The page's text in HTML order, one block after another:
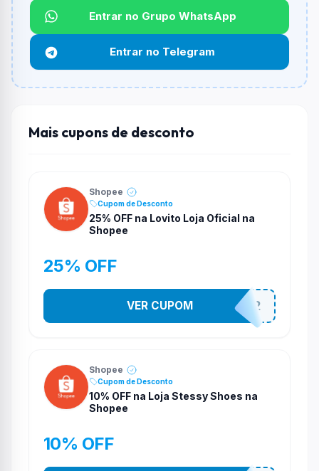
Funciona em qualquer produto?
Não necessariamente. Depende de itens participantes
e alguns vendedores ou produtos especificos podem
não aceitar cupons.
Entrar no Grupo WhatsApp
Entrar no Telegram
Mais cupons de desconto
Shopee
Cupom de Desconto
25% OFF na Lovito Loja Oficial na
Shopee
25% OFF
141525852
VER CUPOM
Shopee
Cupom de Desconto
10% OFF na Loja Stessy Shoes na
Shopee
10% OFF